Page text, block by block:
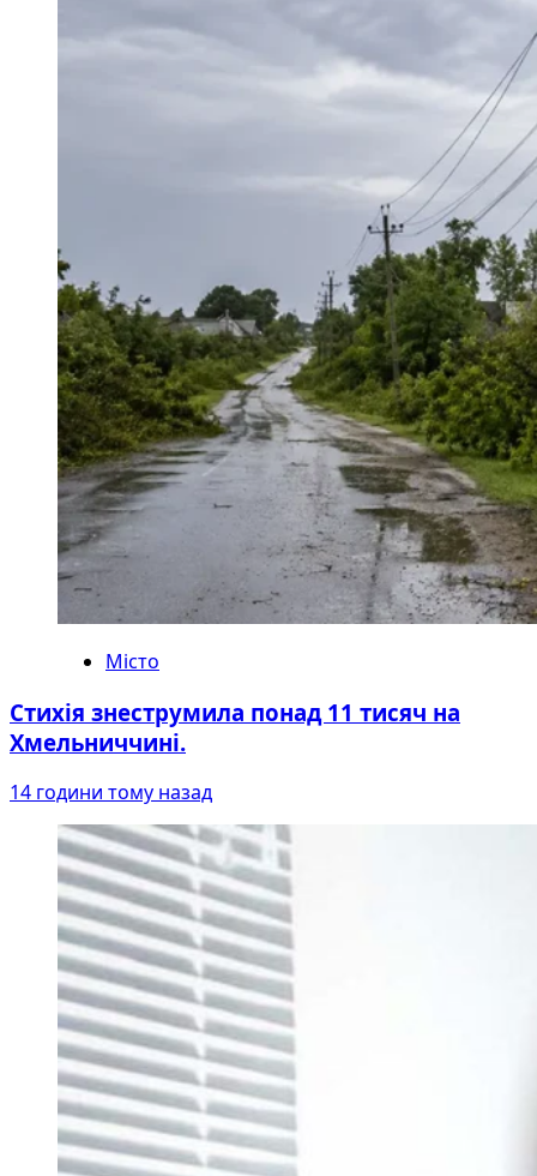
Місто
Стихія знеструмила понад 11 тисяч на
Хмельниччині.
14 години тому назад